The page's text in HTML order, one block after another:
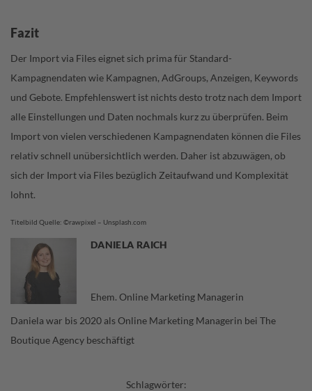
Fazit
Der Import via Files eignet sich prima für Standard-
Kampagnendaten wie Kampagnen, AdGroups, Anzeigen, Keywords
und Gebote. Empfehlenswert ist nichts desto trotz nach dem Import
alle Einstellungen und Daten nochmals kurz zu überprüfen. Beim
Import von vielen verschiedenen Kampagnendaten können die Files
relativ schnell unübersichtlich werden. Daher ist abzuwägen, ob
sich der Import via Files bezüglich Zeitaufwand und Komplexität
lohnt.
Titelbild Quelle: ©rawpixel – Unsplash.com
DANIELA RAICH
Ehem. Online Marketing Managerin
Daniela war bis 2020 als Online Marketing Managerin bei The
Boutique Agency beschäftigt
Schlagwörter: